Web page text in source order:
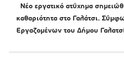
Νέο εργατικό ατύχημα
καθαριότητα στο Γαλάτσι.
Εργαζομένων του Δήμου